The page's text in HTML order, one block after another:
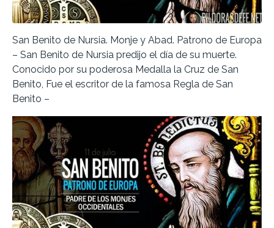
San Benito de Nursia. Monje y Abad. Patrono de Europa
– San Benito de Nursia predijo el día de su muerte.
Conocido por su poderosa Medalla la Cruz de San
Benito, Fue el escritor de la famosa Regla de San
Benito –